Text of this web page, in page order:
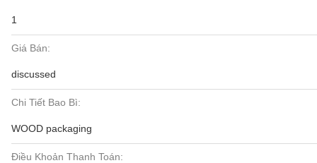
1
Giá Bán:
discussed
Chi Tiết Bao Bì:
WOOD packaging
Điều Khoản Thanh Toán: